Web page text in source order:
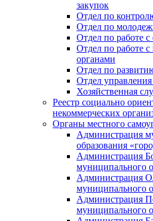
закупок
Отдел по
Отдел по
Отдел по работе
Отдел по работе
органами
Отдел по
Отдел
Хозяйственная
Реестр социально
некоммерческих
Органы местного
Администрация
образования
Администрация
муниципального
Администрация
муниципального
Администрация
муниципального